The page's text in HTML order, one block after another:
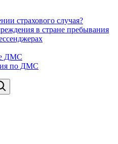
страхового случая?
в стране пребывания
ДМС
по ДМС